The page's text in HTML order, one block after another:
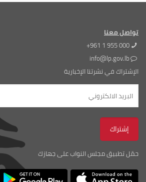
تواصل معنا
+961 1 955 000
info@lp.gov.lb
الإشتراك في نشرتنا الإخبارية
حمّل تطبيق مجلس النواب على جهازك